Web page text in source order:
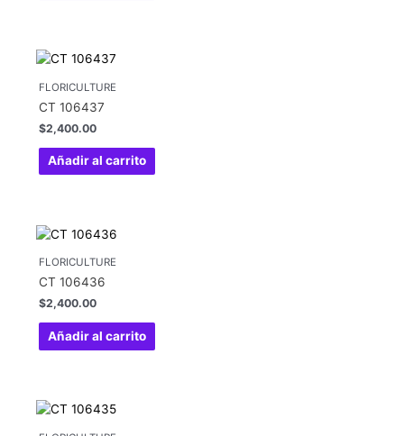
FLORICULTURE
CT 106437
$2,400.00
Añadir al carrito
FLORICULTURE
CT 106436
$2,400.00
Añadir al carrito